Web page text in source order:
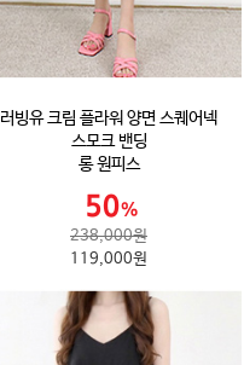
러빙유 크림 플라워 양면 스퀘어넥
스모크 밴딩
롱 원피스
238,000원
119,000원